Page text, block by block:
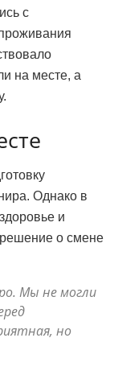
с
на месте, а
Однако в
и
о смене
Мы не могли
но